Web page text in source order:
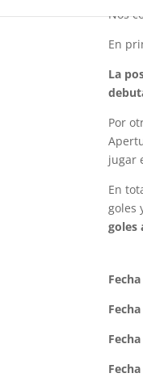
Nos
En
La
Por
jugar
En
goles
goles
Fecha
Fecha
Fecha
Fecha